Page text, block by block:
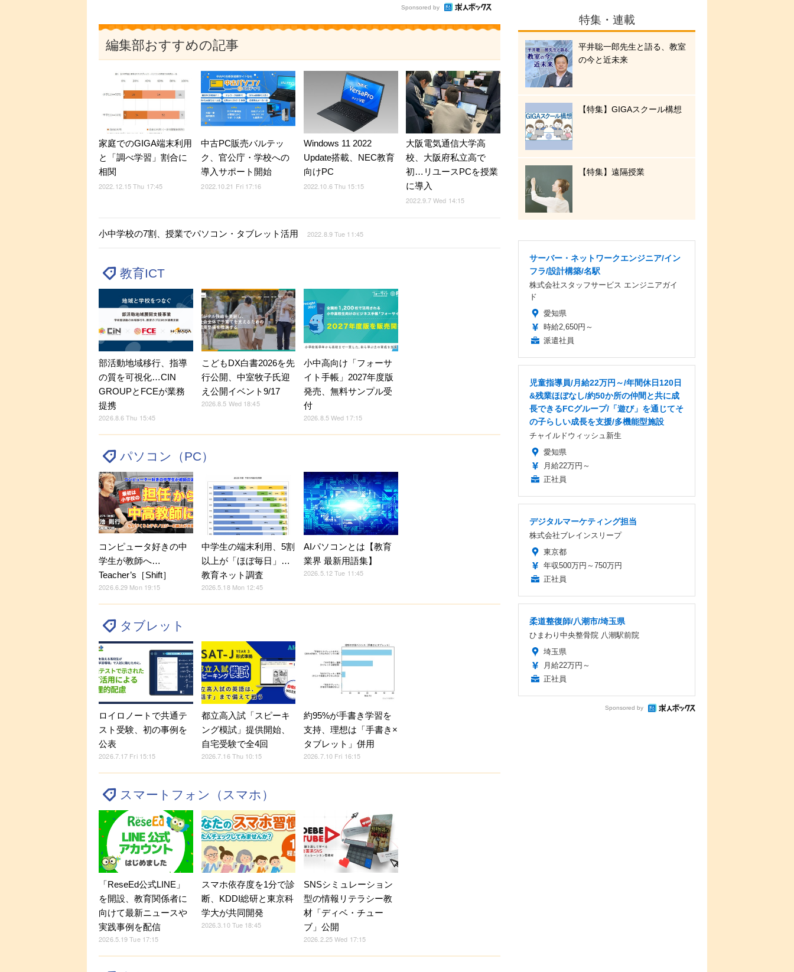
Sponsored by
編集部おすすめの記事
家庭でのGIGA端末利用
と「調べ学習」割合に
相関
2022.12.15 Thu 17:45
中古PC販売バルテッ
ク、官公庁・学校への
導入サポート開始
2022.10.21 Fri 17:16
Windows 11 2022
Update搭載、NEC教育
向けPC
2022.10.6 Thu 15:15
大阪電気通信大学高
校、大阪府私立高で
初…リユースPCを授業
に導入
2022.9.7 Wed 14:15
小中学校の7割、授業でパソコン・タブレット活用 2022.8.9 Tue 11:45
教育ICT
部活動地域移行、指導
の質を可視化…CIN
GROUPとFCEが業務
提携
2026.8.6 Thu 15:45
こどもDX白書2026を先
行公開、中室牧子氏迎
え公開イベント9/17
2026.8.5 Wed 18:45
小中高向け「フォーサ
イト手帳」2027年度版
発売、無料サンプル受
付
2026.8.5 Wed 17:15
パソコン（PC）
コンピュータ好きの中
学生が教師へ…
Teacher’s［Shift］
2026.6.29 Mon 19:15
中学生の端末利用、5割
以上が「ほぼ毎日」…
教育ネット調査
2026.5.18 Mon 12:45
AIパソコンとは【教育
業界 最新用語集】
2026.5.12 Tue 11:45
タブレット
ロイロノートで共通テ
スト受験、初の事例を
公表
2026.7.17 Fri 15:15
都立高入試「スピーキ
ング模試」提供開始、
自宅受験で全4回
2026.7.16 Thu 10:15
約95%が手書き学習を
支持、理想は「手書き×
タブレット」併用
2026.7.10 Fri 16:15
スマートフォン（スマホ）
「ReseEd公式LINE」
を開設、教育関係者に
向けて最新ニュースや
実践事例を配信
2026.5.19 Tue 17:15
スマホ依存度を1分で診
断、KDDI総研と東京科
学大が共同開発
2026.3.10 Tue 18:45
SNSシミュレーション
型の情報リテラシー教
材「ディベ・チュー
ブ」公開
2026.2.25 Wed 17:15
特集・連載
平井聡一郎先生と語る、教室
の今と近未来
【特集】GIGAスクール構想
【特集】遠隔授業
サーバー・ネットワークエンジニア/イン
フラ/設計構築/名駅
株式会社スタッフサービス エンジニアガイ
ド
愛知県
時給2,650円～
派遣社員
児童指導員/月給22万円～/年間休日120日
&残業ほぼなし/約50か所の仲間と共に成
長できるFCグループ/「遊び」を通じてそ
の子らしい成長を支援/多機能型施設
チャイルドウィッシュ新生
愛知県
月給22万円～
正社員
デジタルマーケティング担当
株式会社ブレインスリープ
東京都
年収500万円～750万円
正社員
柔道整復師/八潮市/埼玉県
ひまわり中央整骨院 八潮駅前院
埼玉県
月給22万円～
正社員
Sponsored by